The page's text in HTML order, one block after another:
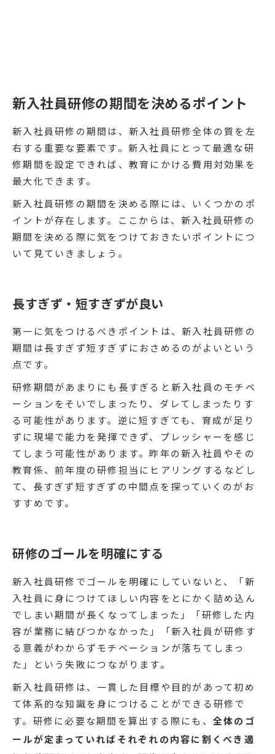
新入社員研修の期間を決めるポイント
新入社員研修の期間は、新入社員研修全体の質を左
右する重要な要素です。新入社員にとって最適な研
修期間を設定できれば、教育にかける費用対効果を
最大化できます。
新入社員研修の期間を決める際には、いくつかのポ
イントが存在します。ここからは、新入社員研修の
期間を決める際に気をつけておきたいポイントにつ
いて見ていきましょう。
長すぎず・短すぎずが良い
第一に気をつけるべきポイントは、新入社員研修の
期間は長すぎず短すぎずにおさめるのがよいという
点です。
研修期間があまりにも長すぎると新入社員のモチベ
ーションをそいでしまったり、ダレてしまったりす
る可能性があります。逆に短すぎても、育成が足り
ずに現場で能力を発揮できず、プレッシャーを感じ
てしまう可能性があります。昨年の新入社員やその
教育係、前年度の研修担当にヒアリングするなどし
て、長すぎず短すぎずの中間点を探っていくのがお
すすめです。
研修のゴールを明確にする
新入社員研修でゴールを明確にしていないと、「新
入社員に身につけてほしい内容をとにかく詰め込ん
でしまい期間が長くなってしまった」「研修した内
容が業務に結びつかなかった」「新入社員が研修す
る意義がわからずモチベーションが落ちてしまっ
た」という失敗につながります。
新入社員研修は、一貫した目標や目的があって初め
て体系的な知識を身につけることができる研修で
す。研修に必要な期間を算出する際にも、 全体のゴ
ールが定まっていればそれぞれの内容に割くべき適